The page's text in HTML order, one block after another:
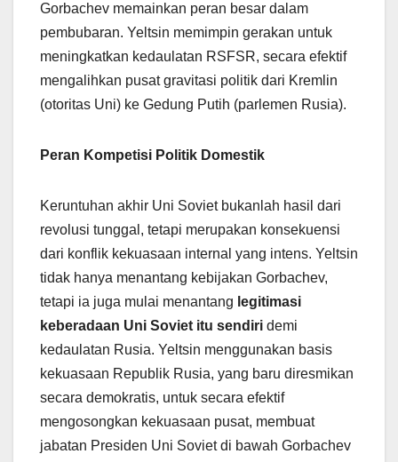
Gorbachev memainkan peran besar dalam
pembubaran. Yeltsin memimpin gerakan untuk
meningkatkan kedaulatan RSFSR, secara efektif
mengalihkan pusat gravitasi politik dari Kremlin
(otoritas Uni) ke Gedung Putih (parlemen Rusia).
Peran Kompetisi Politik Domestik
Keruntuhan akhir Uni Soviet bukanlah hasil dari
revolusi tunggal, tetapi merupakan konsekuensi
dari konflik kekuasaan internal yang intens. Yeltsin
tidak hanya menantang kebijakan Gorbachev,
tetapi ia juga mulai menantang legitimasi
keberadaan Uni Soviet itu sendiri demi
kedaulatan Rusia. Yeltsin menggunakan basis
kekuasaan Republik Rusia, yang baru diresmikan
secara demokratis, untuk secara efektif
mengosongkan kekuasaan pusat, membuat
jabatan Presiden Uni Soviet di bawah Gorbachev